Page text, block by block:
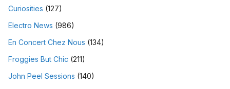
Curiosities (127)
Electro News (986)
En Concert Chez Nous (134)
Froggies But Chic (211)
John Peel Sessions (140)